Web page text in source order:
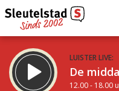
LUISTER LIVE:
De
12.00 - 18.00